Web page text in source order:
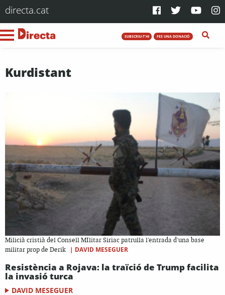
directa.cat
SUBSCRIU-T'HI FES UNA DONACIÓ
Kurdistant
Milicià cristià del Consell MIlitar Siriac patrulla l'entrada d'una base
militar prop de Derik
| DAVID MESEGUER
Resistència a Rojava: la traïció de Trump facilita
la invasió turca
DAVID MESEGUER